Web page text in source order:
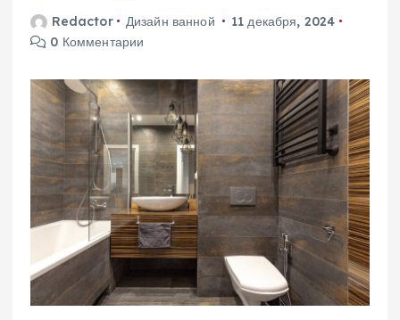
Redactor Дизайн ванной
11 декабря, 2024
0 Комментарии